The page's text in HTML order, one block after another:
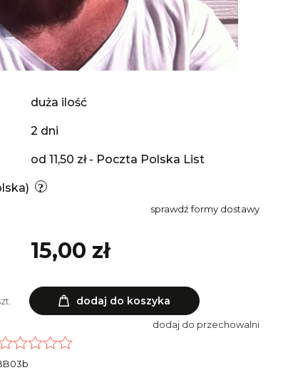
duża ilość
2 dni
od 11,50 zł - Poczta Polska List
sprawdź formy dostawy
15,00 zł
dodaj do koszyka
dodaj do przechowalni